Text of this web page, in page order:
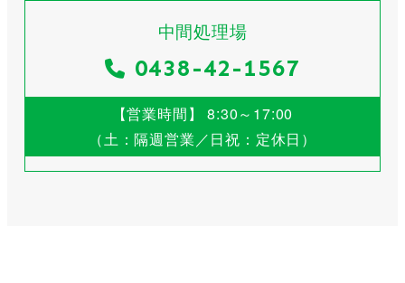
中間処理場
0438-42-1567
【営業時間】 8:30～17:00
（土：隔週営業／日祝：定休日）